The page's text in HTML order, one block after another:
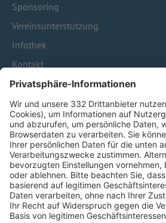
Sponsoring
Vereinsunterstützung
Infothek
Kontakt
HÄUFIG BESUCHTE SEITEN
Pässe und Vereinswechsel
Trainerausbildung
Schulungsangebot Vereinsmitarbeiter
BFV-Geschäftsstellen
Trainerbörse
Login SpielPlus